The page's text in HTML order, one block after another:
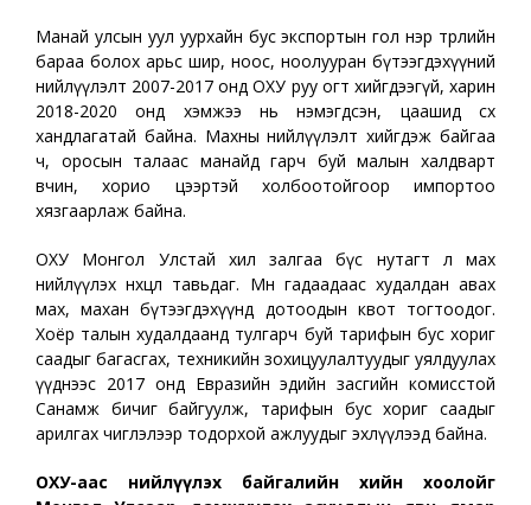
Манай улсын уул уурхайн бус экспортын гол нэр төрлийн
бараа болох арьс шир, ноос, ноолууран бүтээгдэхүүний
нийлүүлэлт 2007-2017 онд ОХУ руу огт хийгдээгүй, харин
2018-2020 онд хэмжээ нь нэмэгдсэн, цаашид өсөх
хандлагатай байна. Махны нийлүүлэлт хийгдэж байгаа
ч, оросын талаас манайд гарч буй малын халдварт
өвчин, хорио цээртэй холбоотойгоор импортоо
хязгаарлаж байна.
ОХУ Монгол Улстай хил залгаа бүс нутагт л мах
нийлүүлэх нөхцөл тавьдаг. Мөн гадаадаас худалдан авах
мах, махан бүтээгдэхүүнд дотоодын квот тогтоодог.
Хоёр талын худалдаанд тулгарч буй тарифын бус хориг
саадыг багасгах, техникийн зохицуулалтуудыг уялдуулах
үүднээс 2017 онд Евразийн эдийн засгийн комисстой
Санамж бичиг байгуулж, тарифын бус хориг саадыг
арилгах чиглэлээр тодорхой ажлуудыг эхлүүлээд байна.
ОХУ-аас нийлүүлэх байгалийн хийн хоолойг